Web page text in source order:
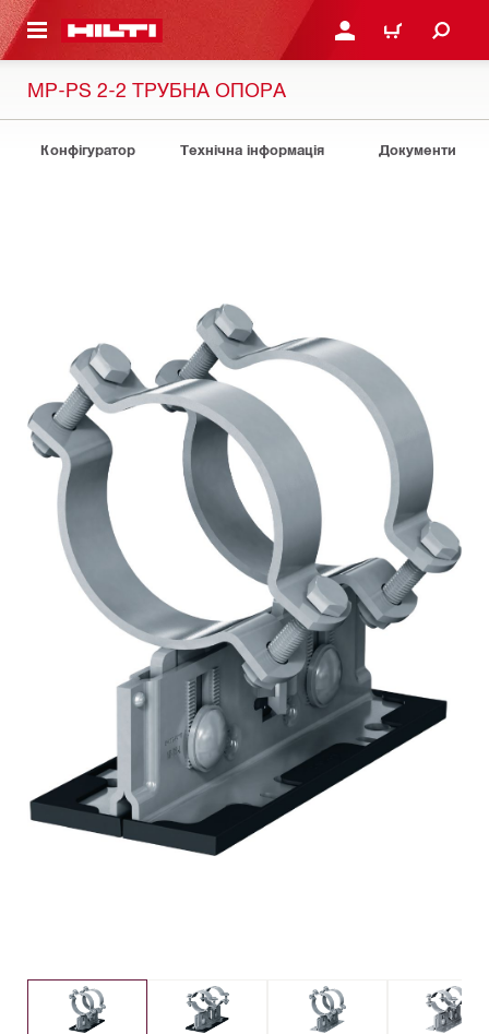
ЗМІСТУ УВІЙТИ АБО
КОШИК
MP-PS 2-2 ТРУБНА ОПОРА
Конфігуратор Технічна інформація Документи